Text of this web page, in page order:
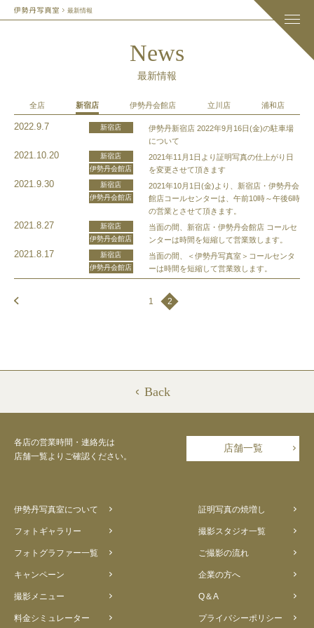
最新情報
News
最新情報
全店 新宿店 伊勢丹会館店 立川店 浦和店
2022.9.7 新宿店
伊勢丹新宿店 2022年9月16日(金)の駐車場
について
2021.10.20
新宿店
伊勢丹会館店
2021年11月1日より証明写真の仕上がり日
を変更させて頂きます
2021.9.30
新宿店
伊勢丹会館店
2021年10月1日(金)より、新宿店・伊勢丹会
館店コールセンターは、午前10時～午後6時
の営業とさせて頂きます。
2021.8.27
新宿店
伊勢丹会館店
当面の間、新宿店・伊勢丹会館店 コールセ
ンターは時間を短縮して営業致します。
2021.8.17
新宿店
伊勢丹会館店
当面の間、＜伊勢丹写真室＞コールセンタ
ーは時間を短縮して営業致します。
1 2
Back
各店の営業時間・連絡先は
店舗一覧よりご確認ください。
店舗一覧
伊勢丹写真室について 証明写真の焼増し
フォトギャラリー 撮影スタジオ一覧
フォトグラファー一覧 ご撮影の流れ
キャンペーン 企業の方へ
撮影メニュー Q＆A
料金シミュレーター プライバシーポリシー